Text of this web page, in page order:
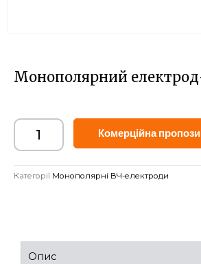
Монополярний
Комерційна
Категорії Монополярні ВЧ-електроди
Опис